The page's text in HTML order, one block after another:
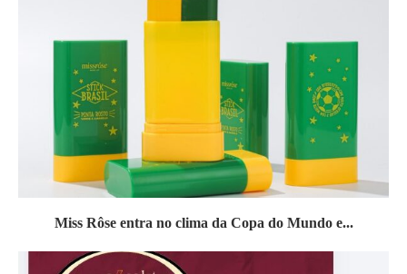
Miss Rôse entra no clima da Copa do Mundo e...